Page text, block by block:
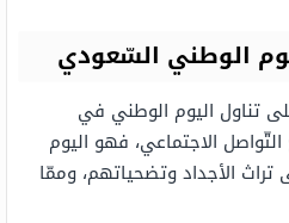
الوطني السّعودي
تناول اليوم الوطني في
الاجتماعي، فهو اليوم
الأجداد وتضحياتهم، وممّا